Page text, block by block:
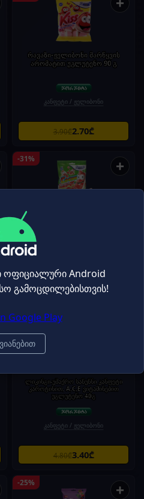
რავაზი-ჟელიბონი მარწყვის
არომატით უგლუტენო 90 გ
კანფეტი / ჟელიბონი
3.90₾2.70₾
-31% +
რავაზი-ჟელიბონი საზამთროს
არომატით უგლუტენო 90 გ
3.90₾2.70₾
-29%
ლიკინგი-უშაქრო საწუწნი კანფეტი
კაროტინით, A,C,E ვიტამინებით
უგლუტენო 40გ
კანფეტი / ჟელიბონი
4.80₾3.40₾
-25% +
ოფიციალური Android
გამოცდილებისთვის!